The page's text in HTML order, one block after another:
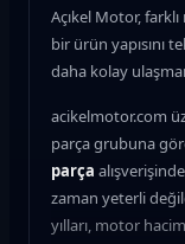
Açıkel Motor,
bir ürün yapısını
daha kolay
acikelmotor.com
parça grubuna
parça
zaman yeterli
yılları, motor